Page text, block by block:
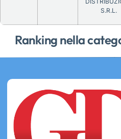
Ranking nella
S.R.L.